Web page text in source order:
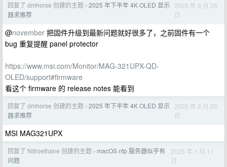
回复了 dmhorse 创建的主题 › 2025 年下半年 4K OLED 显示
器求推荐
2025 年 8 月 26
日
@november 把固件升级到最新问题就好很多了，之前固件有一个
bug 重复提醒 panel protector
https://www.msi.com/Monitor/MAG-321UPX-QD-
OLED/support#firmware
看这个 firmware 的 release notes 能看到
回复了 dmhorse 创建的主题 › 2025 年下半年 4K OLED 显示
器求推荐
2025 年 8 月 26
日
MSI MAG321UPX
回复了 Nitroethane 创建的主题 › macOS ntp 服务器似乎有
问题
2025 年 1 月 11
日